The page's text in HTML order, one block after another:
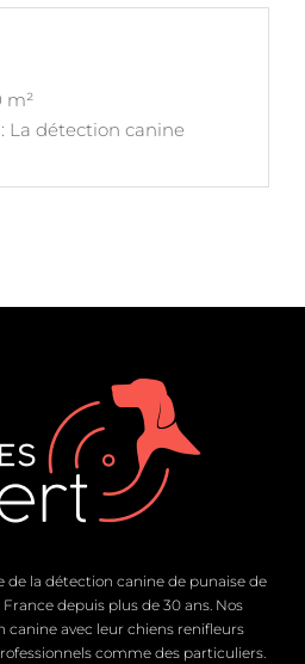
m²
La détection canine
de la détection canine de punaise de
depuis plus de 30 ans. Nos
canine avec leur chiens renifleurs
comme des particuliers.